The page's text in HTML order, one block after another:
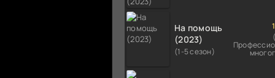
На помощь
(2023)
(1-5 сезон)